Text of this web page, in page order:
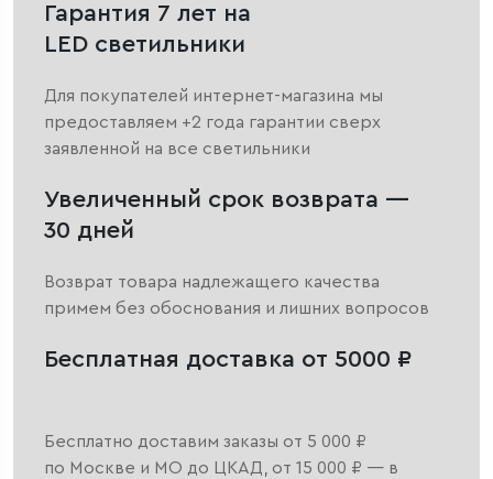
Гарантия 7 лет на
LED светильники
Для покупателей интернет-магазина мы
предоставляем +2 года гарантии сверх
заявленной на все светильники
Увеличенный срок возврата —
30 дней
Возврат товара надлежащего качества
примем без обоснования и лишних вопросов
Бесплатная доставка от 5000 ₽
Бесплатно доставим заказы от 5 000 ₽
по Москве и МО до ЦКАД, от 15 000 ₽ — в